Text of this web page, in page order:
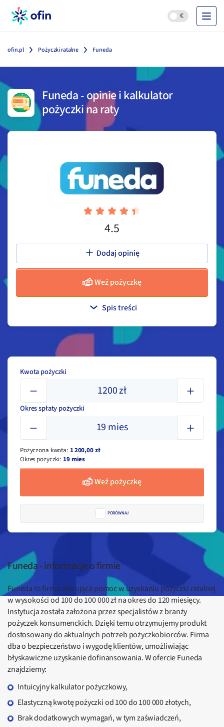
ofin.pl Pożyczki ratalne Funeda
Funeda-opinie i kalkulator
pożyczki na raty
4.5
Dodaj opinię
Weź pożyczkę
Spis treści
Kwota pożyczki
1200zł
Okres spłaty pożyczki
19 mies
Pożyczona kwota: 1 200,00 zł
Okres pożyczki: 19 mies
Weź pożyczkę
PORÓWNAJ
Funeda - informacje o firmie
Funeda to firma oferująca pomoc w uzyskaniu pożyczki ratalnej
w wysokości od 100 do 100 000 zł na okres do 120 miesięcy.
Instytucja została założona przez specjalistów z branży
pożyczek konsumenckich. Dzięki temu otrzymujemy produkt
dostosowany do aktualnych potrzeb pożyczkobiorców. Firma
dba o bezpieczeństwo i wygodę klientów, umożliwiając
błyskawiczne uzyskanie dofinansowania. W ofercie Funeda
znajdziemy:
Intuicyjny kalkulator pożyczkowy,
Elastyczną kwotę pożyczki od 100 do 100 000 złotych,
Brak dodatkowych wymagań, w tym zaświadczeń,